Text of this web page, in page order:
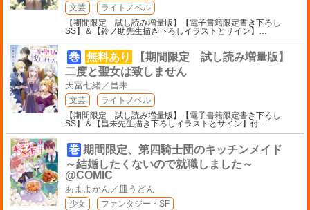
文芸
ライトノベル
【期間限定 試し読み増量版】【電子書籍限定書き下ろし
SS】＆【鈴ノ助先生描き下ろしイラストとサイン】
巻 無料あり
【期間限定 試し読み増量版】
二度と聖女は致しません
天冨七緒／昌未
文芸
ライトノベル
【期間限定 試し読み増量版】【電子書籍限定書き下ろし
SS】＆【昌未先生描き下ろしイラストとサイン】付
巻 期間限定、第四騎士団のキッチンメイド
～結婚したくないので就職しました～
@COMIC
あまよかん／皿うどん
少女 ファンタジー・SF